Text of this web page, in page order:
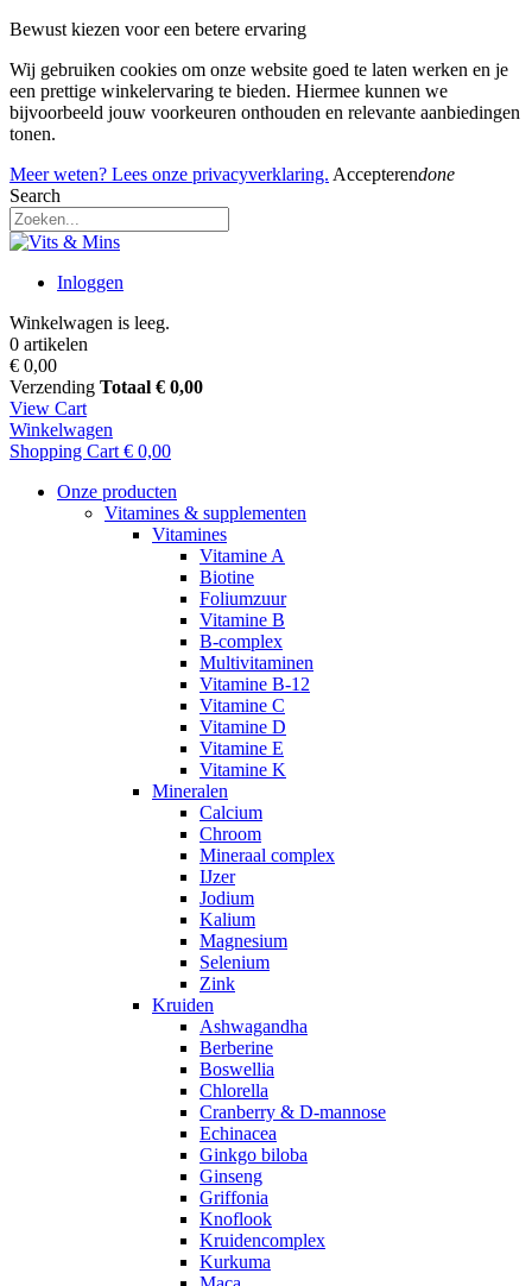
Bewust kiezen voor een betere ervaring
Wij gebruiken cookies om onze website goed te laten werken en je
een prettige winkelervaring te bieden. Hiermee kunnen we
bijvoorbeeld jouw voorkeuren onthouden en relevante aanbiedingen
tonen.
Meer weten? Lees onze privacyverklaring. Accepterendone
Search
Inloggen
Winkelwagen is leeg.
0 artikelen
€ 0,00
Verzending Totaal € 0,00
View Cart
Winkelwagen
Shopping Cart € 0,00
Onze producten
Vitamines & supplementen
Vitamines
Vitamine A
Biotine
Foliumzuur
Vitamine B
B-complex
Multivitaminen
Vitamine B-12
Vitamine C
Vitamine D
Vitamine E
Vitamine K
Mineralen
Calcium
Chroom
Mineraal complex
IJzer
Jodium
Kalium
Magnesium
Selenium
Zink
Kruiden
Ashwagandha
Berberine
Boswellia
Chlorella
Cranberry & D-mannose
Echinacea
Ginkgo biloba
Ginseng
Griffonia
Knoflook
Kruidencomplex
Kurkuma